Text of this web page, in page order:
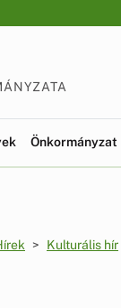
Önkormányzat
Kulturális hír